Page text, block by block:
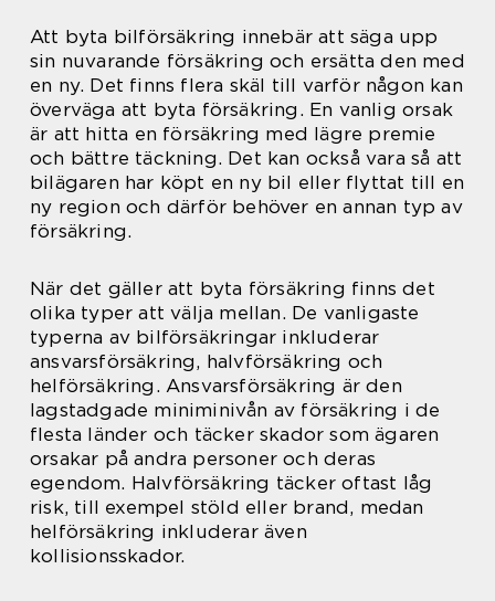
Att byta bilförsäkring innebär att säga upp
sin nuvarande försäkring och ersätta den med
en ny. Det finns flera skäl till varför någon kan
överväga att byta försäkring. En vanlig orsak
är att hitta en försäkring med lägre premie
och bättre täckning. Det kan också vara så att
bilägaren har köpt en ny bil eller flyttat till en
ny region och därför behöver en annan typ av
försäkring.
När det gäller att byta försäkring finns det
olika typer att välja mellan. De vanligaste
typerna av bilförsäkringar inkluderar
ansvarsförsäkring, halvförsäkring och
helförsäkring. Ansvarsförsäkring är den
lagstadgade miniminivån av försäkring i de
flesta länder och täcker skador som ägaren
orsakar på andra personer och deras
egendom. Halvförsäkring täcker oftast låg
risk, till exempel stöld eller brand, medan
helförsäkring inkluderar även
kollisionsskador.